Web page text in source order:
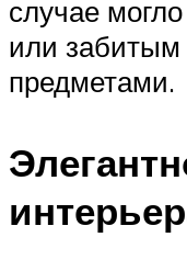
случае
или
предметами.